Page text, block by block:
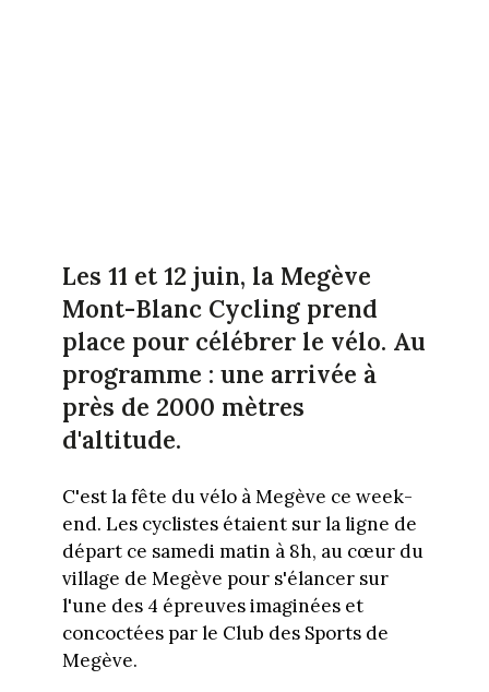
Les 11 et 12 juin, la Megève
Mont-Blanc Cycling prend
place pour célébrer le vélo. Au
programme : une arrivée à
près de 2000 mètres
d'altitude.
C'est la fête du vélo à Megève ce week-
end. Les cyclistes étaient sur la ligne de
départ ce samedi matin à 8h, au cœur du
village de Megève pour s'élancer sur
l'une des 4 épreuves imaginées et
concoctées par le Club des Sports de
Megève.